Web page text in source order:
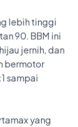
lebih tinggi
90. BBM ini
jernih, dan
bermotor
sampai
yang